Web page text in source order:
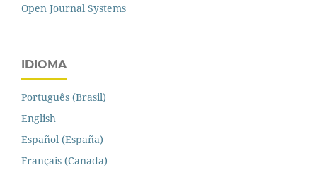
Open Journal Systems
IDIOMA
Português (Brasil)
English
Español (España)
Français (Canada)